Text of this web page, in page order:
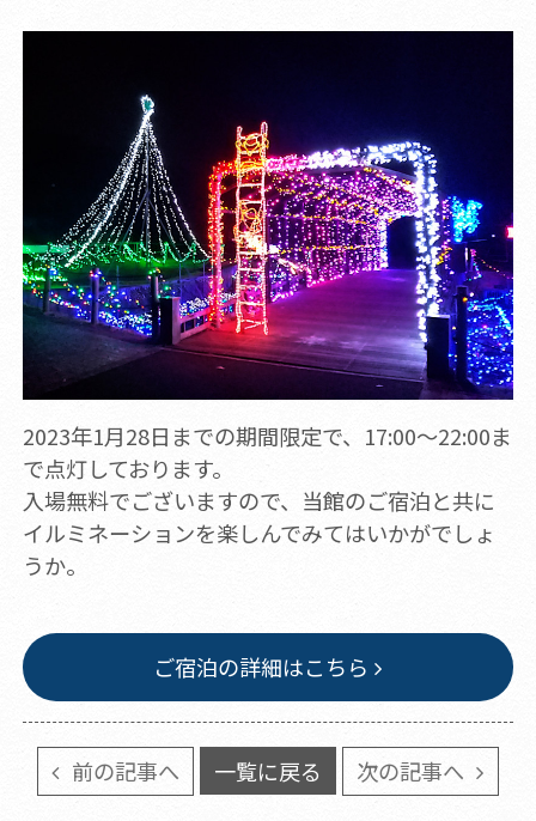
2023年1月28日までの期間限定で、17:00～22:00ま
で点灯しております。
入場無料でございますので、当館のご宿泊と共に
イルミネーションを楽しんでみてはいかがでしょ
うか。
ご宿泊の詳細はこちら
前の記事へ 一覧に戻る 次の記事へ